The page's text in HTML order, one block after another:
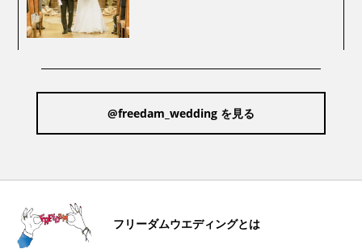
@freedam_wedding を見る
フリーダムウエディングとは